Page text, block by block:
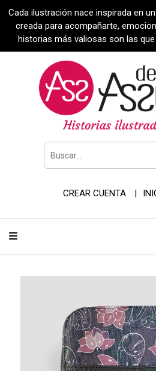
Cada ilustración nace inspirada en
creada para acompañarte,
historias más valiosas son las
CREAR CUENTA